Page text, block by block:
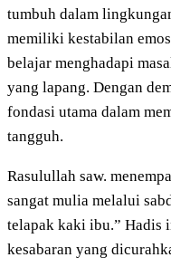
tumbuh dalam
memiliki kestabilan
belajar menghadapi
yang lapang. Dengan
fondasi utama dalam
tangguh.
Rasulullah saw.
sangat mulia melalui
telapak kaki ibu.” Hadis
kesabaran yang